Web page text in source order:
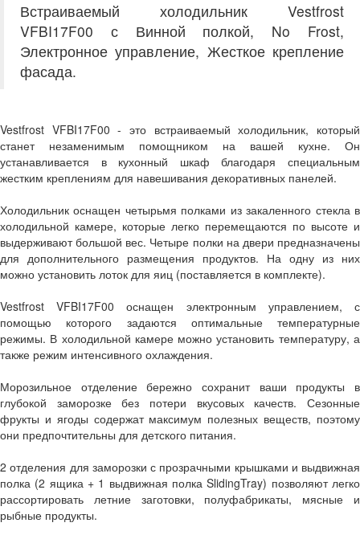
Встраиваемый холодильник Vestfrost
VFBI17F00 с Винной полкой, No Frost,
Электронное управление, Жесткое крепление
фасада.
Vestfrost VFBI17F00 - это встраиваемый холодильник, который
станет незаменимым помощником на вашей кухне. Он
устанавливается в кухонный шкаф благодаря специальным
жестким креплениям для навешивания декоративных панелей.
Холодильник оснащен четырьмя полками из закаленного стекла в
холодильной камере, которые легко перемещаются по высоте и
выдерживают большой вес. Четыре полки на двери предназначены
для дополнительного размещения продуктов. На одну из них
можно установить лоток для яиц (поставляется в комплекте).
Vestfrost VFBI17F00 оснащен электронным управлением, с
помощью которого задаются оптимальные температурные
режимы. В холодильной камере можно установить температуру, а
также режим интенсивного охлаждения.
Морозильное отделение бережно сохранит ваши продукты в
глубокой заморозке без потери вкусовых качеств. Сезонные
фрукты и ягоды содержат максимум полезных веществ, поэтому
они предпочтительны для детского питания.
2 отделения для заморозки с прозрачными крышками и выдвижная
полка (2 ящика + 1 выдвижная полка SlidingTray) позволяют легко
рассортировать летние заготовки, полуфабрикаты, мясные и
рыбные продукты.